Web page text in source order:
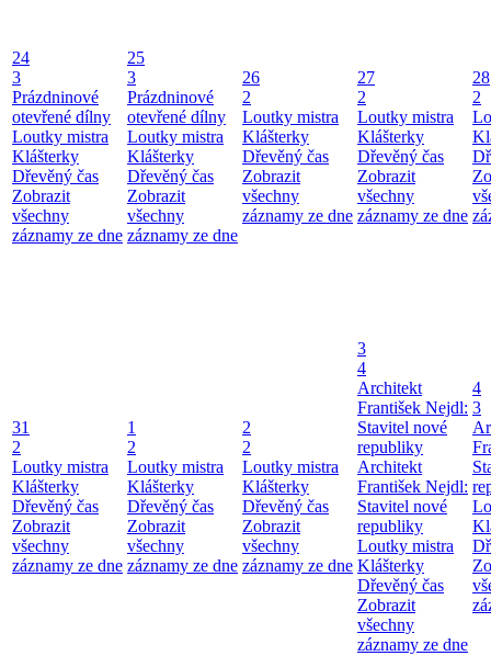
24
3
Prázdninové
otevřené dílny
Loutky mistra
Klášterky
Dřevěný čas
Zobrazit
všechny
záznamy ze dne
25
3
Prázdninové
otevřené dílny
Loutky mistra
Klášterky
Dřevěný čas
Zobrazit
všechny
záznamy ze dne
26
2
Loutky mistra
Klášterky
Dřevěný čas
Zobrazit
všechny
záznamy ze dne
27
2
Loutky mistra
Klášterky
Dřevěný čas
Zobrazit
všechny
záznamy ze dne
28
2
31
2
Loutky mistra
Klášterky
Dřevěný čas
Zobrazit
všechny
záznamy ze dne
1
2
Loutky mistra
Klášterky
Dřevěný čas
Zobrazit
všechny
záznamy ze dne
2
2
Loutky mistra
Klášterky
Dřevěný čas
Zobrazit
všechny
záznamy ze dne
3
4
Architekt
František Nejdl:
Stavitel nové
republiky
Architekt
František Nejdl:
Stavitel nové
republiky
Loutky mistra
Klášterky
Dřevěný čas
Zobrazit
všechny
záznamy ze dne
4
3